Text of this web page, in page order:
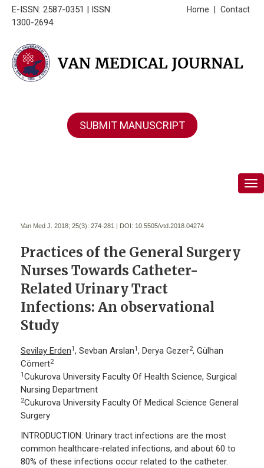
E-ISSN: 2587-0351 | ISSN:
1300-2694
Contact
Home
SUBMIT MANUSCRIPT
Van Med J. 2018; 25(3): 274-281 | DOI: 10.5505/vtd.2018.04274
Practices of the General Surgery
Nurses Towards Catheter-
Related Urinary Tract
Infections: An observational
Study
Sevilay Erden1, Sevban Arslan1, Derya Gezer2, Gülhan
Cömert2
1Cukurova University Faculty Of Health Science, Surgical
Nursing Department
2Cukurova University Faculty Of Medical Science General
Surgery
INTRODUCTION: Urinary tract infections are the most
common healthcare-related infections, and about 60 to
80% of these infections occur related to the catheter.